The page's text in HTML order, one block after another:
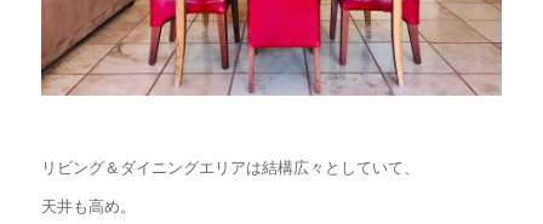
リビング＆ダイニングエリアは結構広々としていて、
天井も高め。